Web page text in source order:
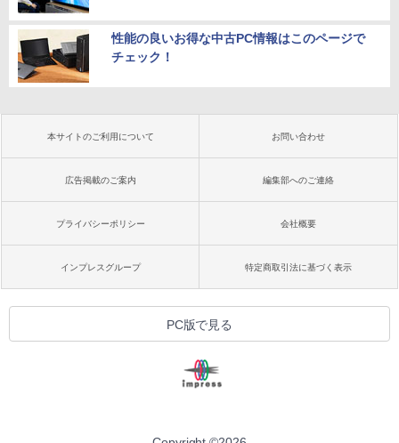
性能の良いお得な中古PC情報はこのページで
チェック！
本サイトのご利用について お問い合わせ
広告掲載のご案内 編集部へのご連絡
プライバシーポリシー 会社概要
インプレスグループ 特定商取引法に基づく表示
PC版で見る